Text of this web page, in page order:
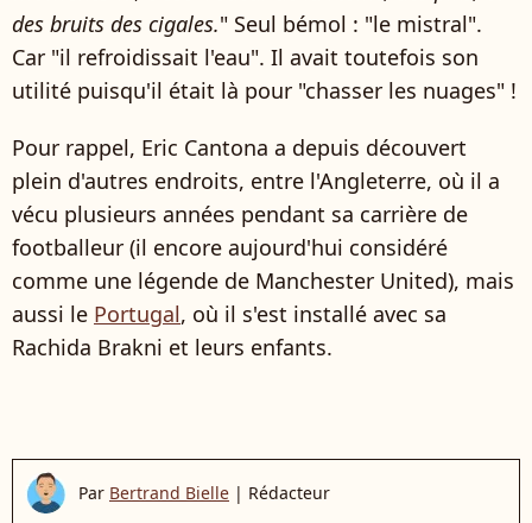
des bruits des cigales." Seul bémol : "le mistral".
Car "il refroidissait l'eau". Il avait toutefois son
utilité puisqu'il était là pour "chasser les nuages" !
Pour rappel, Eric Cantona a depuis découvert
plein d'autres endroits, entre l'Angleterre, où il a
vécu plusieurs années pendant sa carrière de
footballeur (il encore aujourd'hui considéré
comme une légende de Manchester United), mais
aussi le Portugal, où il s'est installé avec sa
Rachida Brakni et leurs enfants.
Par Bertrand Bielle | Rédacteur